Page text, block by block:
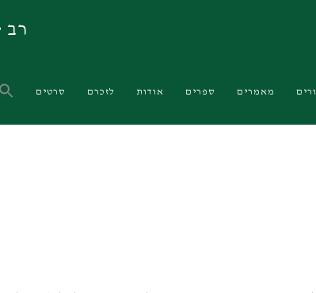
רב
מאמרים ספרים אודות לזכרם סרטים